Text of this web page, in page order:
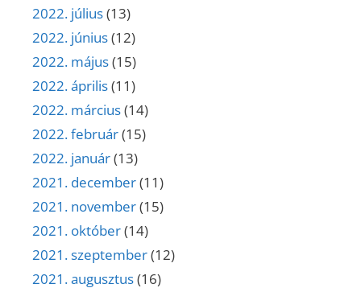
2022. július(13)
2022. június(12)
2022. május(15)
2022. április(11)
2022. március(14)
2022. február(15)
2022. január(13)
2021. december(11)
2021. november(15)
2021. október(14)
2021. szeptember(12)
2021. augusztus(16)